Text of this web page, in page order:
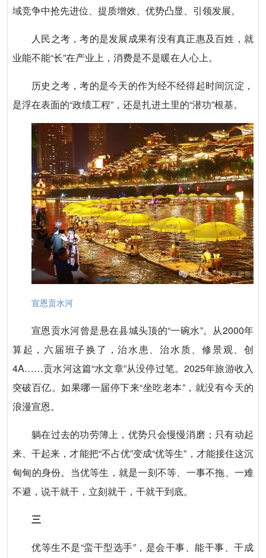
域竞争中抢先进位、提质增效、优势凸显、引领发展。
人民之考，考的是发展成果有没有真正惠及百姓，就
业能不能“长”在产业上，消费是不是暖在人心上。
历史之考，考的是今天的作为经不经得起时间沉淀，
是浮在表面的“政绩工程”，还是扎进土里的“潜功”根基。
宣恩贡水河
宣恩贡水河曾是悬在县城头顶的“一碗水”。从2000年
算起，六届班子换了，治水患、治水质、修景观、创
4A……贡水河这篇“水文章”从没停过笔。2025年旅游收入
突破百亿。如果哪一届停下来“坐吃老本”，就没有今天的
浪漫宣恩。
躺在过去的功劳簿上，优势只会慢慢消磨；只有动起
来、干起来，才能把“不占优”变成“优等生”，才能接住这沉
甸甸的身份。当优等生，就是一刻不等、一事不拖、一难
不避，说干就干，立刻就干，干就干到底。
三
优等生不是“蛮干型选手”，是会干事、能干事、干成